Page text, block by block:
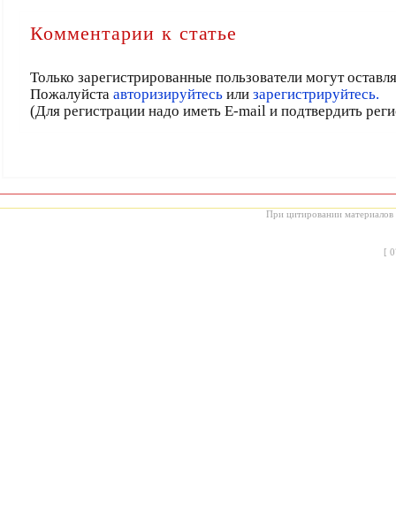
Комментарии к статье
Только зарегистрированные пользователи могут
Пожалуйста авторизируйтесь или зарегистрируйтесь.
(Для регистрации надо иметь E-mail и подтвердить
При цитировании материалов
[